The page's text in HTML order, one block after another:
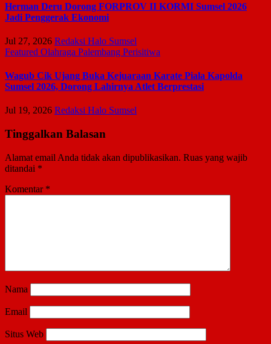
Herman Deru Dorong FORPROV II KORMI Sumsel 2026
Jadi Penggerak Ekonomi
Jul 27, 2026 Redaksi Halo Sumsel
Featured Olahraga Palembang Perisitiwa
Wagub Cik Ujang Buka Kejuaraan Karate Piala Kapolda
Sumsel 2026, Dorong Lahirnya Atlet Berprestasi
Jul 19, 2026 Redaksi Halo Sumsel
Tinggalkan Balasan
Alamat email Anda tidak akan dipublikasikan. Ruas yang wajib
ditandai *
Komentar *
Nama
Email
Situs Web